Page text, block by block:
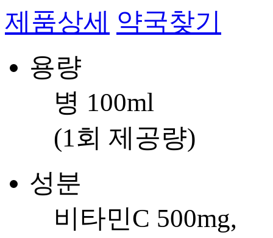
제품상세 약국찾기
용량
병 100ml
(1회 제공량)
성분
비타민C 500mg,